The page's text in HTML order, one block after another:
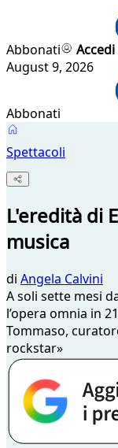
Abbonati
Accedi
August 9, 2026
Abbonati
Spettacoli
L'eredità di
musica
di Angela Calvini
A soli sette mesi
l’opera omnia in
Tommaso,
rockstar»